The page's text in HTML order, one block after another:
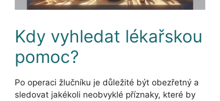
Kdy vyhledat lékařskou
pomoc?
Po operaci žlučníku je důležité být obezřetný a
sledovat jakékoli neobvyklé příznaky, které by